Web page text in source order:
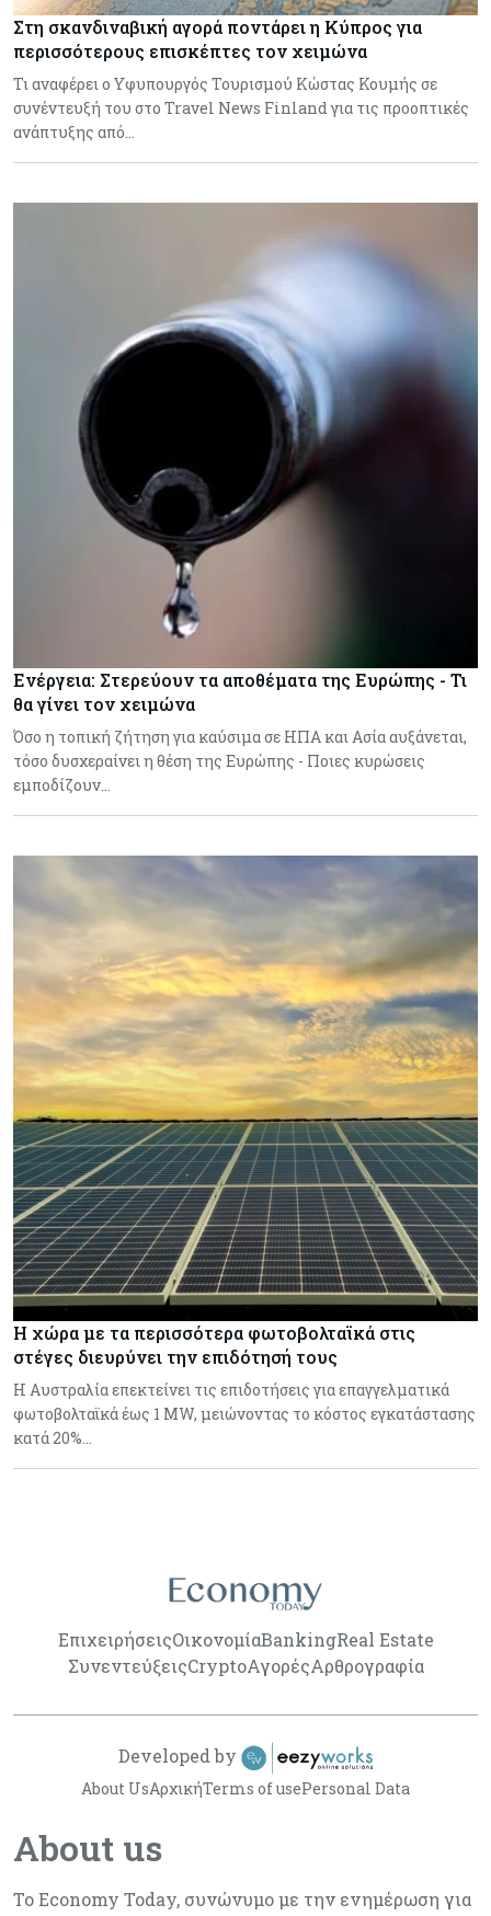
Στη σκανδιναβική αγορά ποντάρει η Κύπρος για
περισσότερους επισκέπτες τον χειμώνα
Τι αναφέρει ο Υφυπουργός Τουρισμού Κώστας Κουμής σε
συνέντευξή του στο Travel News Finland για τις προοπτικές
ανάπτυξης από…
Ενέργεια: Στερεύουν τα αποθέματα της Ευρώπης - Τι
θα γίνει τον χειμώνα
Όσο η τοπική ζήτηση για καύσιμα σε ΗΠΑ και Ασία αυξάνεται,
τόσο δυσχεραίνει η θέση της Ευρώπης - Ποιες κυρώσεις
εμποδίζουν…
Η χώρα με τα περισσότερα φωτοβολταϊκά στις
στέγες διευρύνει την επιδότησή τους
Η Αυστραλία επεκτείνει τις επιδοτήσεις για επαγγελματικά
φωτοβολταϊκά έως 1 MW, μειώνοντας το κόστος εγκατάστασης
κατά 20%…
ΕπιχειρήσειςΟικονομίαBankingReal Estate
ΣυνεντεύξειςCryptoΑγορέςΑρθρογραφία
About us
Το Economy Today, συνώνυμο με την ενημέρωση για
About UsΑρχικήTerms of usePersonal Data
Developed by